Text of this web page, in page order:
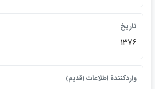
تاريخ
1376
واردكنندة اطلاعات ﴿قديم﴾